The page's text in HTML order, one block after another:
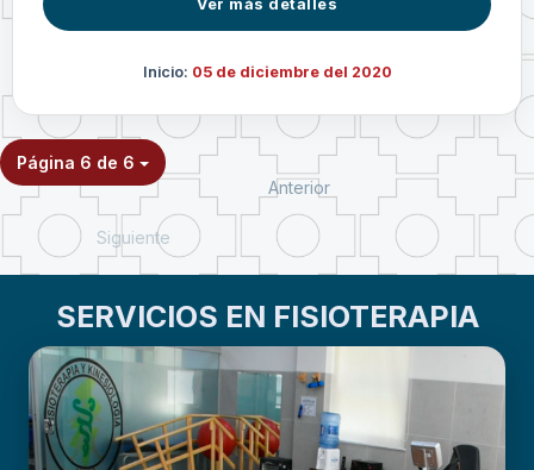
Ver más detalles
Inicio: 05 de diciembre del 2020
Página 6 de 6
Anterior
Siguiente
SERVICIOS EN FISIOTERAPIA